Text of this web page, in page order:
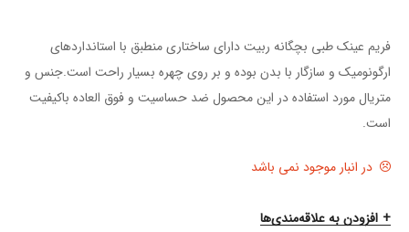
فریم عینک طبی بچگانه ربیت دارای ساختاری منطبق با استاندارد‌های
ارگونومیک و سازگار با بدن بوده و بر روی چهره بسیار راحت است.جنس و
متریال مورد استفاده در این محصول ضد حساسیت و فوق العاده باکیفیت
است.
در انبار موجود نمی باشد
افزودن به علاقه‌مندی‌ها